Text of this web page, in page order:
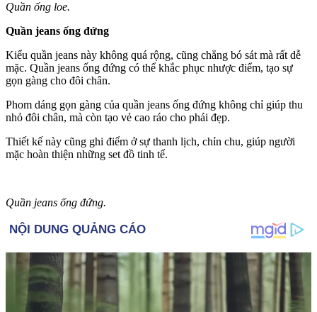
Quần ống loe.
Quần jeans ống đứng
Kiểu quần jeans này không quá rộng, cũng chẳng bó sát mà rất dễ
mặc. Quần jeans ống đứng có thể khắc phục nhược điểm, tạo sự
gọn gàng cho đôi chân.
Phom dáng gọn gàng của quần jeans ống đứng không chỉ giúp thu
nhỏ đôi chân, mà còn tạo vẻ cao ráo cho phái đẹp.
Thiết kế này cũng ghi điểm ở sự thanh lịch, chỉn chu, giúp người
mặc hoàn thiện những set đồ tinh tế.
Quần jeans ống đứng.